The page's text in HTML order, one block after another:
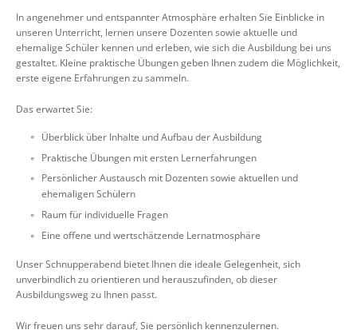
In angenehmer und entspannter Atmosphäre erhalten Sie Einblicke in
unseren Unterricht, lernen unsere Dozenten sowie aktuelle und
ehemalige Schüler kennen und erleben, wie sich die Ausbildung bei uns
gestaltet. Kleine praktische Übungen geben Ihnen zudem die Möglichkeit,
erste eigene Erfahrungen zu sammeln.
Das erwartet Sie:
Überblick über Inhalte und Aufbau der Ausbildung
Praktische Übungen mit ersten Lernerfahrungen
Persönlicher Austausch mit Dozenten sowie aktuellen und
ehemaligen Schülern
Raum für individuelle Fragen
Eine offene und wertschätzende Lernatmosphäre
Unser Schnupperabend bietet Ihnen die ideale Gelegenheit, sich
unverbindlich zu orientieren und herauszufinden, ob dieser
Ausbildungsweg zu Ihnen passt.
Wir freuen uns sehr darauf, Sie persönlich kennenzulernen.